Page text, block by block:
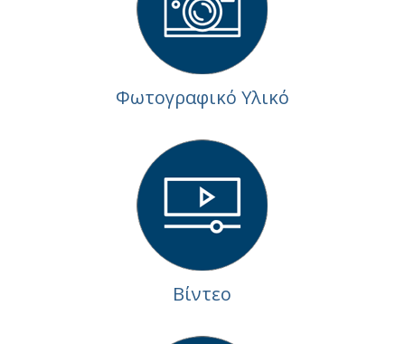
Φωτογραφικό Υλικό
Βίντεο